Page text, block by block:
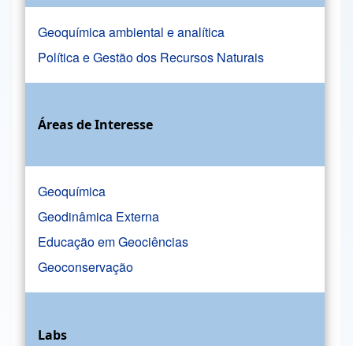
Geoquímica ambiental e analítica
Política e Gestão dos Recursos Naturais
Áreas de Interesse
Geoquímica
Geodinâmica Externa
Educação em Geociências
Geoconservação
Labs